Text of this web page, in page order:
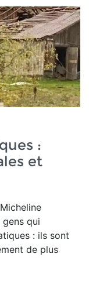
:
et
gens qui
: ils sont
de plus